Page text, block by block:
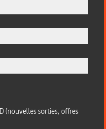
(nouvelles sorties, offres